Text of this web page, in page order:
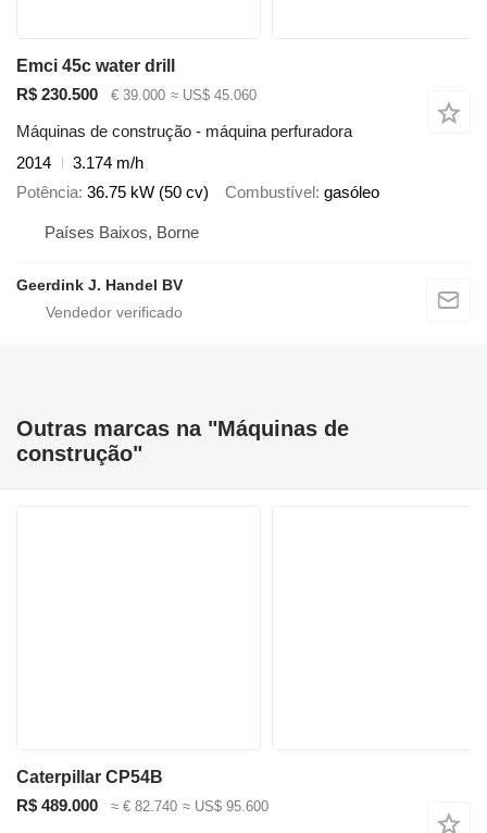
Emci 45c water drill
R$ 230.500
€ 39.000 ≈ US$ 45.060
Máquinas de construção - máquina perfuradora
2014
3.174 m/h
Potência 36.75 kW (50 cv) Combustível gasóleo
Países Baixos, Borne
Geerdink J. Handel BV
Outras marcas na "Máquinas de
construção"
Caterpillar CP54B
R$ 489.000
≈ € 82.740 ≈ US$ 95.600